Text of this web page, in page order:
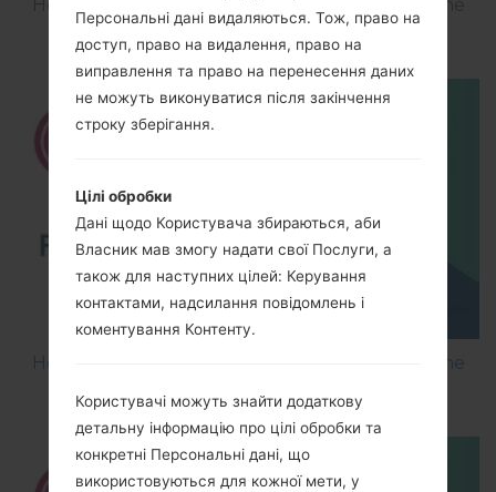
How to Flash Stock Firmware on LG Smartphone
using LG Flash Tool 2014?
How to Flash Stock Firmware on LG Smartphone
Персональні дані видаляються. Тож, право на
доступ, право на видалення, право на
виправлення та право на перенесення даних
не можуть виконуватися після закінчення
строку зберігання.
Цілі обробки
Дані щодо Користувача збираються, аби
Власник мав змогу надати свої Послуги, а
також для наступних цілей: Керування
контактами, надсилання повідомлень і
коментування Контенту.
Користувачі можуть знайти додаткову
детальну інформацію про цілі обробки та
конкретні Персональні дані, що
використовуються для кожної мети, у